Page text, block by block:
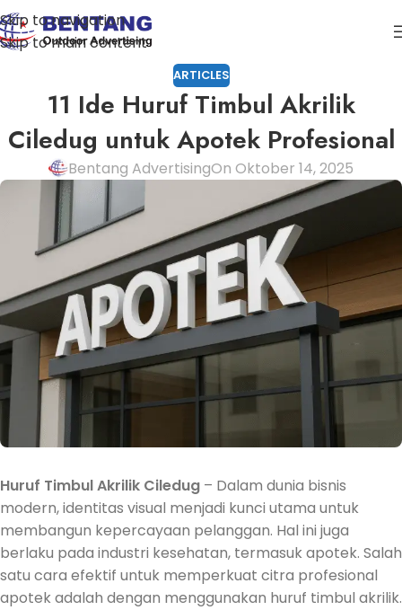
Skip to navigation
Skip to main content
ARTICLES
11 Ide Huruf Timbul Akrilik
Ciledug untuk Apotek Profesional
Bentang AdvertisingOn Oktober 14, 2025
Huruf Timbul Akrilik Ciledug – Dalam dunia bisnis
modern, identitas visual menjadi kunci utama untuk
membangun kepercayaan pelanggan. Hal ini juga
berlaku pada industri kesehatan, termasuk apotek. Salah
satu cara efektif untuk memperkuat citra profesional
apotek adalah dengan menggunakan huruf timbul akrilik.